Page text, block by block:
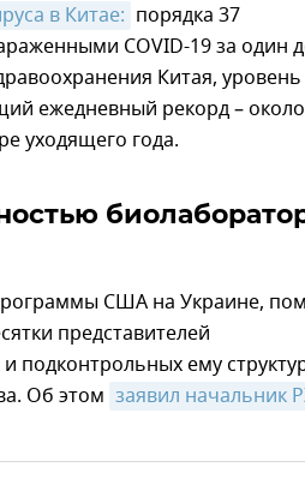
в Китае: порядка 37
COVID-19 за один
Китая, уровень
ежедневный рекорд –
уходящего года.
США на Украине,
представителей
подконтрольных ему
Об этом заявил начальник